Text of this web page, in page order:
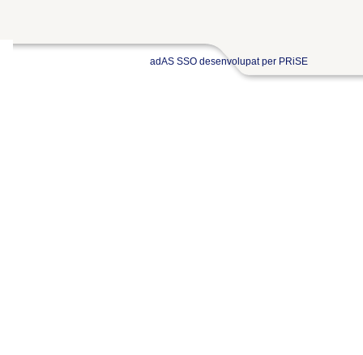
adAS SSO desenvolupat per PRiSE